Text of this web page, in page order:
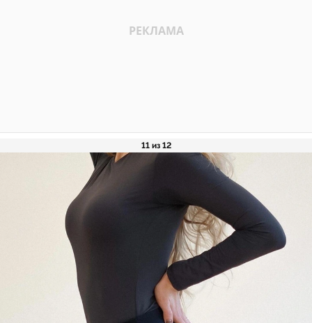
11 из 12